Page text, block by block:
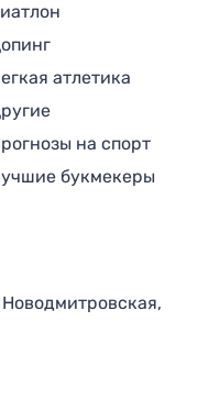
атлетика
на спорт
букмекеры